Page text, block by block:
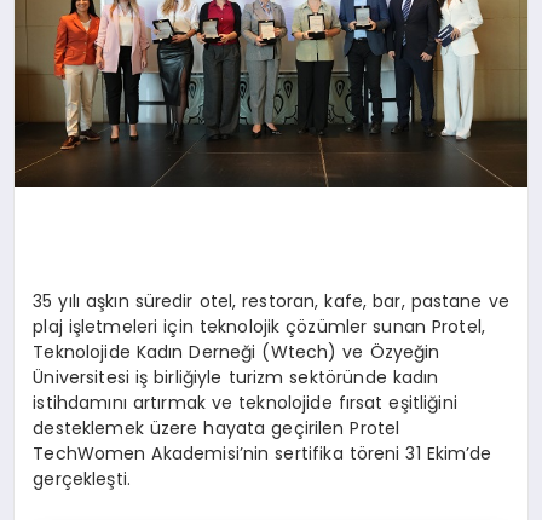
35 yılı aşkın süredir otel, restoran, kafe, bar, pastane ve
plaj işletmeleri için teknolojik çözümler sunan Protel,
Teknolojide Kadın Derneği (Wtech) ve Özyeğin
Üniversitesi iş birliğiyle turizm sektöründe kadın
istihdamını artırmak ve teknolojide fırsat eşitliğini
desteklemek üzere hayata geçirilen Protel
TechWomen Akademisi’nin sertifika töreni 31 Ekim’de
gerçekleşti.